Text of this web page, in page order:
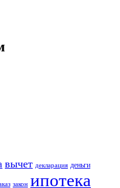
вычет декларация деньги
закон ипотека